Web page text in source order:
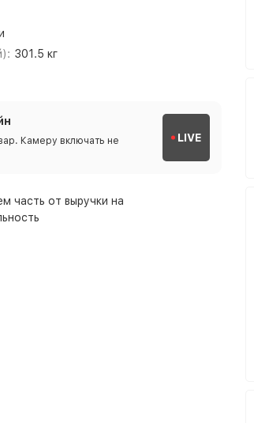
301.5 кг
Камеру включать не
LIVE
часть от выручки на